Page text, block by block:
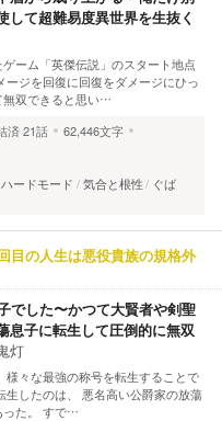
て超難易度異世界を生抜く
ーム「英傑伝説」のスタート地点
ジを回復に回復をダメージにひっ
無双できると思い…
済21話
62,446文字
ハードモード 気合と根性
ぐば
目の人生は悪役貴族の規格外
でした〜かつて大賢者や剣聖
息子に転生して圧倒的に無双
灯
々な最強の称号を転生することで
したのは、 悪名高い公爵家の放蕩
った。 すで…